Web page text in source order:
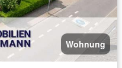
Wohnung